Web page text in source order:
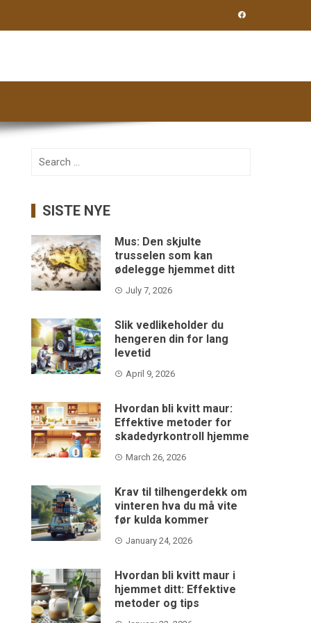
Search
SISTE NYE
Mus: Den skjulte
trusselen som kan
ødelegge hjemmet ditt
July 7, 2026
Slik vedlikeholder du
hengeren din for lang
levetid
April 9, 2026
Hvordan bli kvitt maur:
Effektive metoder for
skadedyrkontroll hjemme
March 26, 2026
Krav til tilhengerdekk om
vinteren hva du må vite
før kulda kommer
January 24, 2026
Hvordan bli kvitt maur i
hjemmet ditt: Effektive
metoder og tips